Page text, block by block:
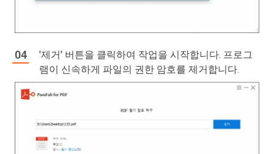
'제거' 버튼을 클릭하여 작업을 시작합니다. 프로그
램이 신속하게 파일의 권한 암호를 제거합니다.